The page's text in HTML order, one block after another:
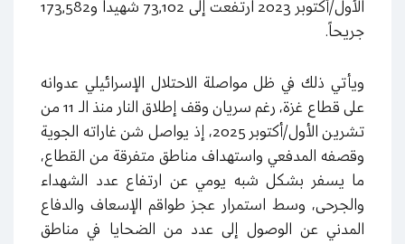
الأول/أكتوبر 2023 ارتفعت إلى 73,102 شهيداً و173,582
جريحاً.
ويأتي ذلك في ظل مواصلة الاحتلال الإسرائيلي عدوانه
على قطاع غزة، رغم سريان وقف إطلاق النار منذ الـ 11 من
تشرين الأول/أكتوبر 2025، إذ يواصل شن غاراته الجوية
وقصفه المدفعي واستهداف مناطق متفرقة من القطاع،
ما يسفر بشكل شبه يومي عن ارتفاع عدد الشهداء
والجرحى، وسط استمرار عجز طواقم الإسعاف والدفاع
المدني عن الوصول إلى عدد من الضحايا في مناطق